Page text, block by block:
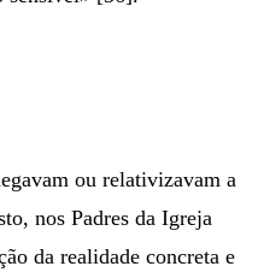
ou relativizavam a
nos Padres da Igreja
da realidade concreta e